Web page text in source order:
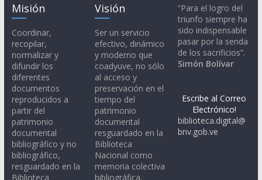
Misión
Coordinar,
recopilar,
normalizar y
difundir los
diferentes
documentos
reproducidos a
partir del
patrimonio
documental
bibliográfico y no
bibliográfico,
resguardado en la
Biblioteca
Visión
Ser un servicio
efectivo, dinámico
y moderno que
coadyuve, no sólo
al acceso y
preservación en el
tiempo del
patrimonio
documental
resguardado en la
Biblioteca
Nacional como
memoria colectiva
bibliográfica,
“Para el logro del
triunfo siempre ha
sido indispensable
pasar por la senda
de los sacrificios”.
Simón Bolívar
Escribe al Correo
Electrónico!
biblioteca.digital@
bnv.gob.ve